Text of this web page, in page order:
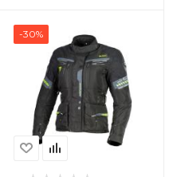
-30%